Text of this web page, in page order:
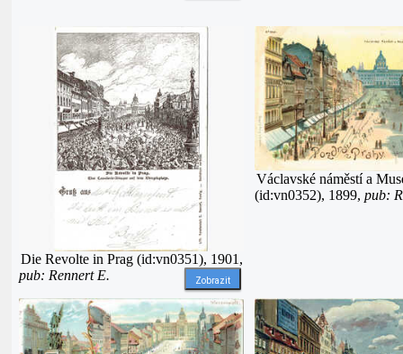
Die Revolte in Prag (id:vn0351), 1901,
pub: Rennert E.
Zobrazit
Václavské náměstí a
(id:vn0352), 1899, pub: